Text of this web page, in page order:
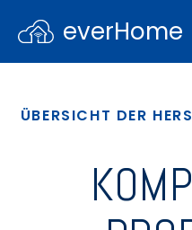
everHome
ÜBERSICHT DER